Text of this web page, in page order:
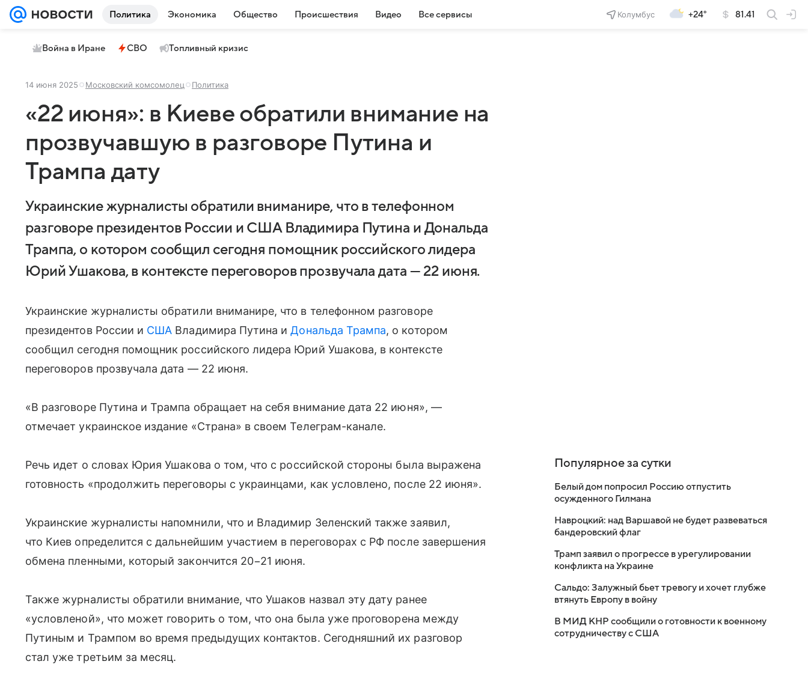
Политика Экономика Общество Происшествия Видео Все сервисы Колумбус +24° 81.41
Война в Иране СВО Топливный кризис
14 июня 2025 Московский комсомолец Политика
«22 июня»: в Киеве обратили внимание на
прозвучавшую в разговоре Путина и
Трампа дату
Украинские журналисты обратили вниманире, что в телефонном
разговоре президентов России и США Владимира Путина и Дональда
Трампа, о котором сообщил сегодня помощник российского лидера
Юрий Ушакова, в контексте переговоров прозвучала дата — 22 июня.
Украинские журналисты обратили вниманире, что в телефонном разговоре
президентов России и США Владимира Путина иДональда Трампа, о котором
сообщил сегодня помощник российского лидера Юрий Ушакова, в контексте
переговоров прозвучала дата — 22 июня.
«В разговоре Путина и Трампа обращает на себя внимание дата 22 июня», —
отмечает украинское издание «Страна» в своем Телеграм-канале.
Речь идет о словах Юрия Ушакова о том, что с российской стороны была выражена
готовность «продолжить переговоры с украинцами, как условлено, после 22 июня».
Украинские журналисты напомнили, что и Владимир Зеленский также заявил,
что Киев определится с дальнейшим участием в переговорах с РФ после завершения
обмена пленными, который закончится 20−21 июня.
Также журналисты обратили внимание, что Ушаков назвал эту дату ранее
«условленой», что может говорить о том, что она была уже проговорена между
Путиным и Трампом во время предыдущих контактов. Сегодняшний их разговор
стал уже третьим за месяц.
Популярное за сутки
Белый дом попросил Россию отпустить
осужденного Гилмана
Навроцкий: над Варшавой не будет развеваться
бандеровский флаг
Трамп заявил о прогрессе в урегулировании
конфликта на Украине
Сальдо: Залужный бьет тревогу и хочет глубже
втянуть Европу в войну
В МИД КНР сообщили о готовности к военному
сотрудничеству с США